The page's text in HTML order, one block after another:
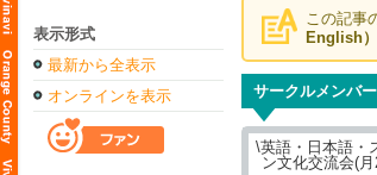
表示形式
最新から全表示
オンラインを表示
この記事
English）
サークルメンバー